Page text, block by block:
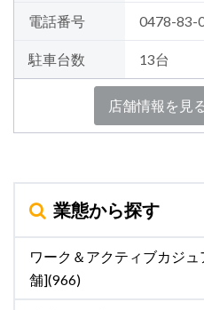
電話番号 0478-83-
駐車台数 13台
店舗情報を見
業態から探す
ワーク＆アクティブカジ
舗](966)